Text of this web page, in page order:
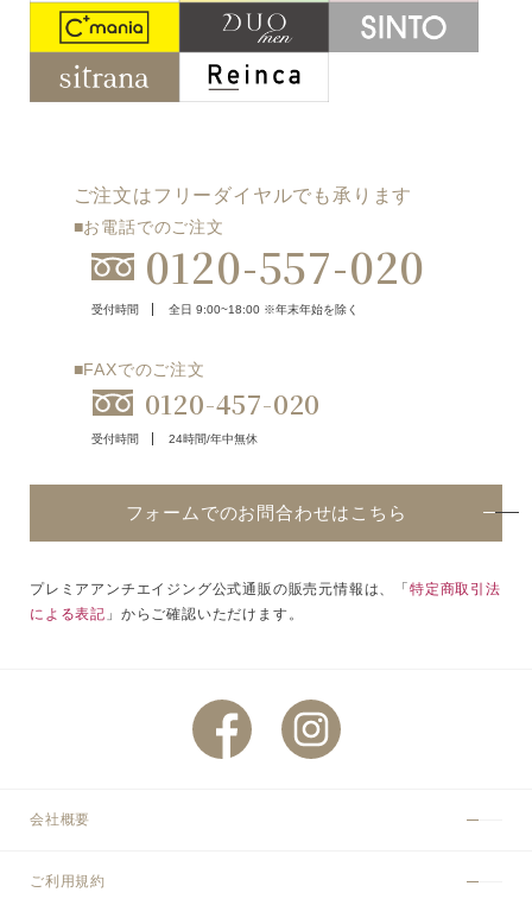
ご注文はフリーダイヤルでも承ります
■お電話でのご注文
0120-557-020
受付時間 全日 9:00~18:00 ※年末年始を除く
■FAXでのご注文
0120-457-020
受付時間 24時間/年中無休
フォームでのお問合わせはこちら
プレミアアンチエイジング公式通販の販売元情報は、「特定商取引法
による表記 」からご確認いただけます。
会社概要
ご利用規約